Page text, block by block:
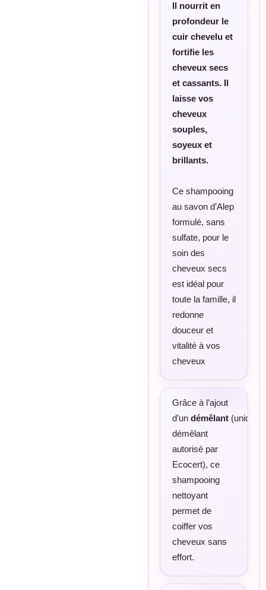
Il nourrit en
profondeur le
cuir chevelu et
fortifie les
cheveux secs
et cassants. Il
laisse vos
cheveux
souples,
soyeux et
brillants.
Ce shampooing
au savon d’Alep
formulé, sans
sulfate, pour le
soin des
cheveux secs
est idéal pour
toute la famille, il
redonne
douceur et
vitalité à vos
cheveux
Grâce à l’ajout
d’un démêlant (unique
démêlant
autorisé par
Ecocert), ce
shampooing
nettoyant
permet de
coiffer vos
cheveux sans
effort.